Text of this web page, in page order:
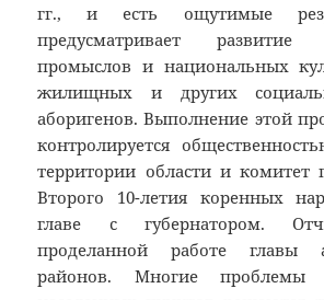
гг., и есть ощутимые
предусматривает развитие
промыслов и национальных
жилищных и других
аборигенов. Выполнение этой
контролируется
территории области и комитет
Второго 10-летия коренных
главе с губернатором.
проделанной работе главы
районов. Многие проблемы